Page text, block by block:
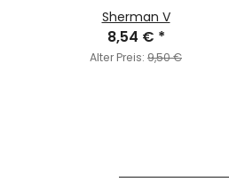
Sherman V
8,54 € *
Alter Preis: 9,50 €